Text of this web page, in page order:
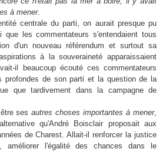
à mener.
centrale du parti, on aurait presque pu
que les commentateurs s'entendaient tous
d'un nouveau référendum et surtout sa
à la souveraineté apparaissaient
il beaucoup écouté ces commentateurs
profondes de son parti et la question de la
que tardivement dans la campagne de
être sesautres choses importantes à mener,
qu'André Boisclair proposait aux
de Charest. Allait-il renforcer la justice
améliorer l'égalité des chances dans le